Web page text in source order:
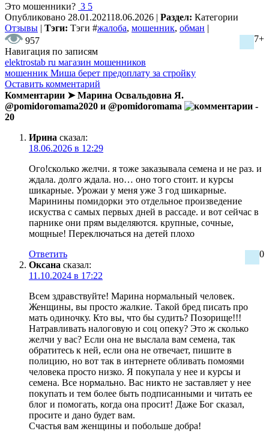
Это мошенники? 3 5
Опубликовано 28.01.202118.06.2026 | Раздел: Категории
Отзывы | Тэги: Тэги #жалоба, мошенник, обман |
957
7+
Навигация по записям
elektrostab ru магазин мошенников
мошенник Миша берет предоплату за стройку
Оставить комментарий
Комментарии ➤ Марина Освальдовна Я.
@pomidoromama2020 и @pomidoromama
-
20
Ирина сказал:
18.06.2026 в 12:29
Ого!сколько желчи. я тоже заказывала семена и не раз. и
ждала. долго ждала. но… оно того стоит. и курсы
шикарные. Урожаи у меня уже 3 год шикарные.
Маринины помидорки это отдельное произведение
искуства с самых первых дней в рассаде. и вот сейчас в
парнике они прям выделяются. крупные, сочные,
мощные! Переключаться на детей плохо
0
Ответить
Оксана сказал:
11.10.2024 в 17:22
Всем здравствуйте! Марина нормальный человек.
Женщины, вы просто жалкие. Такой бред писать про
мать одиночку. Кто вы, что бы судить? Позорище!!!
Натравливать налоговую и соц опеку? Это ж сколько
желчи у вас? Если она не выслала вам семена, так
обратитесь к ней, если она не отвечает, пишите в
полицию, но вот так в интернете обливать помоями
человека просто низко. Я покупала у нее и курсы и
семена. Все нормально. Вас никто не заставляет у нее
покупать и тем более быть подписанными и читать ее
блог и помогать, когда она просит! Даже Бог сказал,
просите и дано будет вам.
Счастья вам женщины и побольше добра!